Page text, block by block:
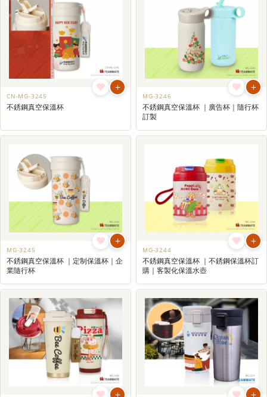
+
CN-MG-3245
不銹鋼真空保溫杯
+
MG-3246
不銹鋼真空保溫杯 ｜廣告杯｜隨行杯
訂製
+
MG-3245
不銹鋼真空保溫杯 ｜定制保溫杯｜企
業隨行杯
+
MG-3244
不銹鋼真空保溫杯 ｜不銹鋼保溫杯訂
購｜客製化保溫水壺